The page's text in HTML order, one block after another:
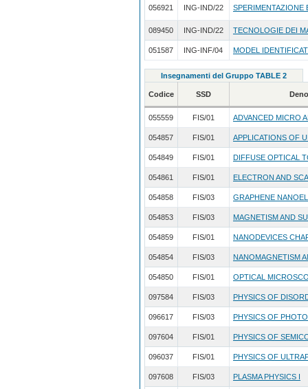
056921 ING-IND/22 SPERIMENTAZIONE
089450 ING-IND/22 TECNOLOGIE DEI
051587 ING-INF/04 MODEL
Insegnamenti del Gruppo TABLE 2
Codice SSD
055559 FIS/01 ADVANCED MICRO
054857 FIS/01 APPLICATIONS OF
054849 FIS/01 DIFFUSE OPTICAL
054861 FIS/01 ELECTRON AND
054858 FIS/03 GRAPHENE
054853 FIS/03 MAGNETISM AND
054859 FIS/01 NANODEVICES
054854 FIS/03 NANOMAGNETISM
054850 FIS/01 OPTICAL
097584 FIS/03 PHYSICS OF
096617 FIS/03 PHYSICS OF
097604 FIS/01 PHYSICS OF
096037 FIS/01 PHYSICS OF
097608 FIS/03 PLASMA PHYSICS I